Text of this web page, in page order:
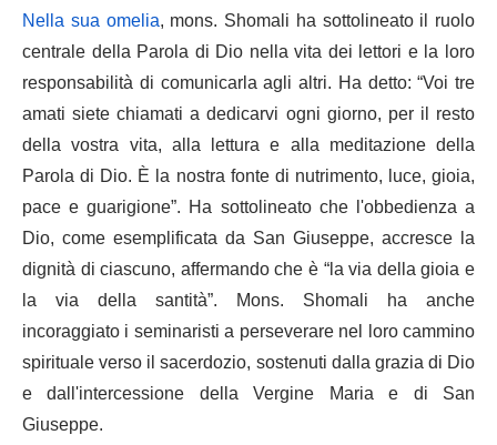
Nella sua omelia, mons. Shomali ha sottolineato il ruolo
centrale della Parola di Dio nella vita dei lettori e la loro
responsabilità di comunicarla agli altri. Ha detto: “Voi tre
amati siete chiamati a dedicarvi ogni giorno, per il resto
della vostra vita, alla lettura e alla meditazione della
Parola di Dio. È la nostra fonte di nutrimento, luce, gioia,
pace e guarigione”. Ha sottolineato che l'obbedienza a
Dio, come esemplificata da San Giuseppe, accresce la
dignità di ciascuno, affermando che è “la via della gioia e
la via della santità”. Mons. Shomali ha anche
incoraggiato i seminaristi a perseverare nel loro cammino
spirituale verso il sacerdozio, sostenuti dalla grazia di Dio
e dall'intercessione della Vergine Maria e di San
Giuseppe.